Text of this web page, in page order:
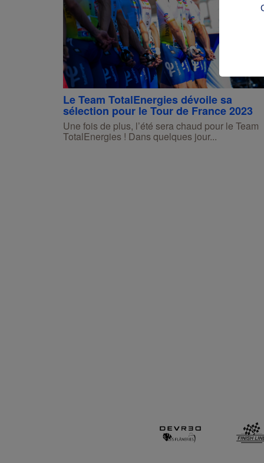
Le Team TotalEnergies dévoile sa
sélection pour le Tour de France 2023
Une fois de plus, l’été sera chaud pour le Team
TotalEnergies ! Dans quelques jour...